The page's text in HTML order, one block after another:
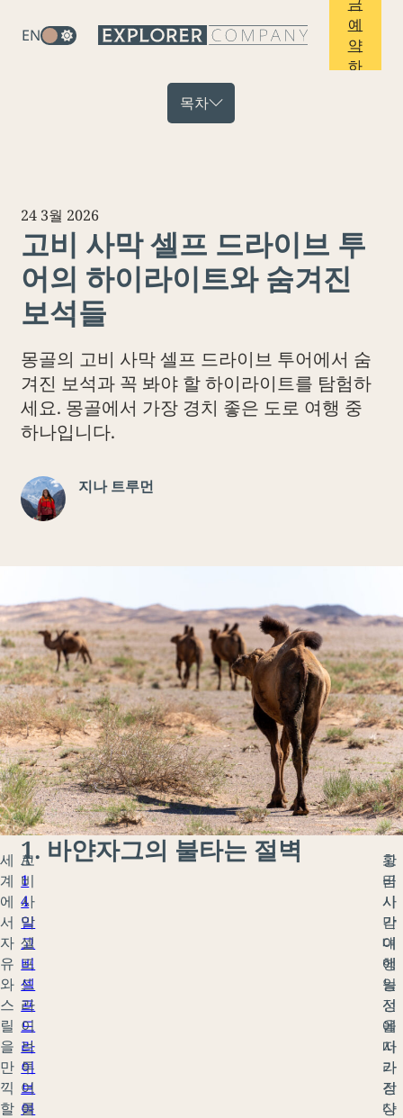
EN
예
약
하
목차
고비 사막 셀프 드라이브 투
어의 하이라이트와 숨겨진
보석들
24 3월 2026
몽골의 고비 사막 셀프 드라이브 투어에서 숨
겨진 보석과 꼭 봐야 할 하이라이트를 탐험하
세요. 몽골에서 가장 경치 좋은 도로 여행 중
하나입니다.
지나 트루먼
세
계
에
서
자
유
와
스
릴
을
만
끽
할
A
1
4
일
고
비
셀
프
드
라
이
브
여
고
비
사
막
셀
프
드
라
이
브
투
어
를
1. 바얀자그의 불타는 절벽
고
비
사
막
여
행
일
정
에
서
가
장
상
황
금
시
간
대
에
능
선
을
따
라
걷
다